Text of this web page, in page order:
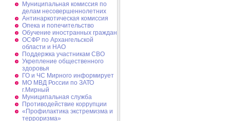
Муниципальная комиссия по
делам несовершеннолетних
Антинаркотическая комиссия
Опека и попечительство
Обучение иностранных граждан
ОСФР по Архангельской
области и НАО
Поддержка участникам СВО
Укрепление общественного
здоровья
ГО и ЧС Мирного информирует
МО МВД России по ЗАТО
г.Мирный
Муниципальная cлужба
Противодействие коррупции
«Профилактика экстремизма и
терроризма»